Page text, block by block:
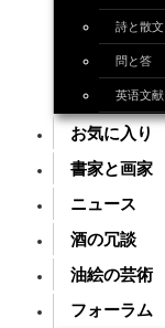
詩と散文
問と答
英语文献
お気に入り
書家と画家
ニュース
酒の冗談
油絵の芸術
フォーラム